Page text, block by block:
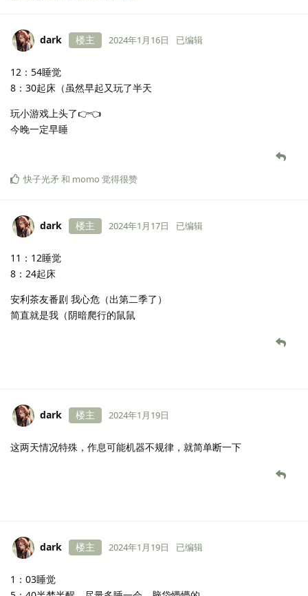
dark 楼主 2024年1月16日 已编辑
12：54睡觉
8：30起床（虽然早起又玩了半天
玩小游戏上头了👉👈
今晚一定早睡
快子光矛和 momo 觉得很赞
dark 楼主 2024年1月17日 已编辑
11：12睡觉
8：24起床
安利茶友番剧 我心危（出第二季了）
简直就是我（阴暗爬行的鼠鼠
dark 楼主 2024年1月19日
这两天情况特殊，作息可能机器不规律，就简单断一下
dark 楼主 2024年1月19日 已编辑
1：03睡觉